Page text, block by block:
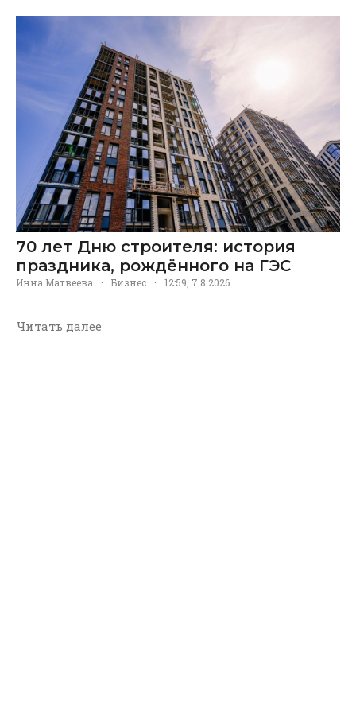
70 лет Дню строителя: история
праздника, рождённого на ГЭС
Инна Матвеева · Бизнес · 12:59, 7.8.2026
Читать далее